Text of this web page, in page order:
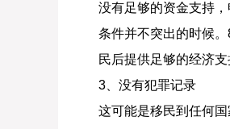
没有足够的资金支持
条件并不突出的时候
民后提供足够的经济支
3、没有犯罪记录
这可能是移民到任何